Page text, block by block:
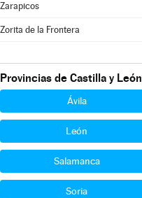
Zarapicos
Zorita de la Frontera
Provincias de Castilla y León
Ávila
León
Salamanca
Soria